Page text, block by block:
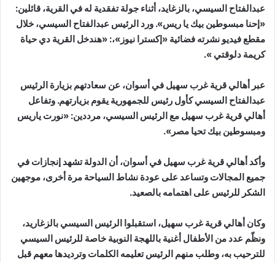
عبدالفتاح السيسي، بالزغايد، أثناء جولة تفقدية له في القرية، قائلين:
«إحنا مبسوطين بيك يا ريس». ورد الرئيس عبدالفتاح السيسي، خلال
مقطع فيديو نشرته فضائية «إكسترا نيوز»،: «هندخل القرية دي حياة
كريمة دلوقتي ».
عبر أهالي قرية غرب سهيل في أسوان، عن سعادتهم بزيارة الرئيس
عبدالفتاح السيسي كأول رئيس للجمهورية يقوم بزيارتهم. وتفاعل
أهالي قرية غرب سهيل مع الرئيس السيسي، مرددين: «نورت ياريس
ومبسوطين بيك تحيا مصر».
وأكد أهالي قرية غرب سهيل في أسوان، أن الدولة تشهد إنجازات في
جميع المجالات وتساعد على عودة نشاط السياحة مرة أخرى، موجهين
الشكر للرئيس على اهتمامه بالصعيد.
وكان أهالي قرية غرب سهيل، استقبلوا الرئيس السيسي بالزغاريد،
ونظّم عدد من الأطفال أغنية باللهجة النوبية خاصة للرئيس السيسي
للترحيب به، وطلب منهم الرئيس تعليمه الكلمات وترديدها معهم قبل